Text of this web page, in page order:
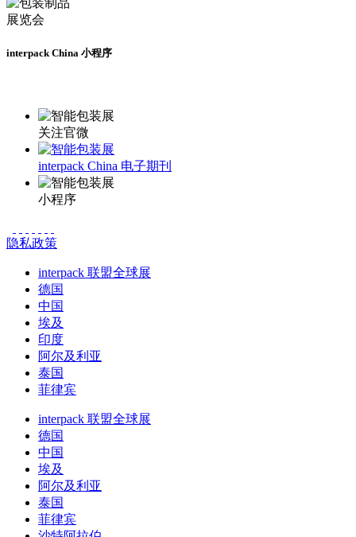
interpack China 小程序
关注官微
interpack China 电子期刊
小程序
隐私政策
interpack 联盟全球展
德国
中国
埃及
印度
阿尔及利亚
泰国
菲律宾
interpack 联盟全球展
德国
中国
埃及
阿尔及利亚
泰国
菲律宾